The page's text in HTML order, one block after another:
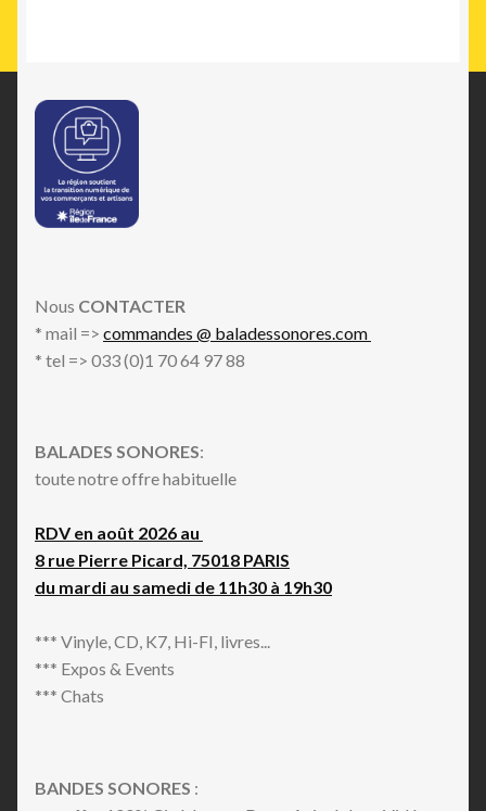
Nous CONTACTER
* mail => commandes @ baladessonores.com
* tel => 033 (0)1 70 64 97 88
BALADES SONORES:
toute notre offre habituelle
RDV en août 2026 au
8 rue Pierre Picard, 75018 PARIS
du mardi au samedi de 11h30 à 19h30
*** Vinyle, CD, K7, Hi-FI, livres...
*** Expos & Events
*** Chats
BANDES SONORES :